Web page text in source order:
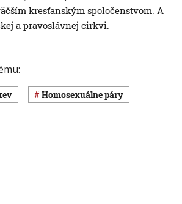
kresťanským spoločenstvom. A
a pravoslávnej cirkvi.
homosexuálne páry